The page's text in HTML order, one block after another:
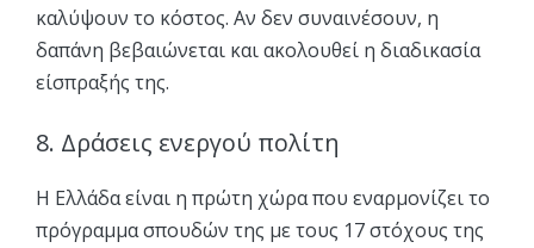
καλύψουν το κόστος. Αν δεν συναινέσουν, η
δαπάνη βεβαιώνεται και ακολουθεί η διαδικασία
είσπραξής της.
8. Δράσεις ενεργού πολίτη
Η Ελλάδα είναι η πρώτη χώρα που εναρμονίζει το
πρόγραμμα σπουδών της με τους 17 στόχους της